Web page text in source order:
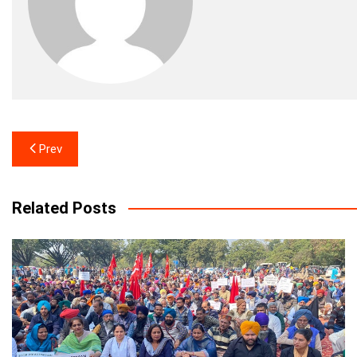
Post
navigation
Prev
Related Posts